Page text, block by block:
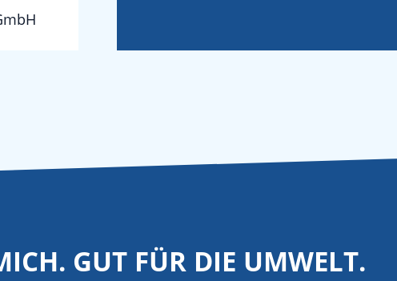
GUT FÜR DIE UMWELT.